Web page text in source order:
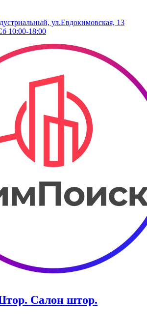
ул.Евдокимовская, 13
10:00-18:00
Салон штор.